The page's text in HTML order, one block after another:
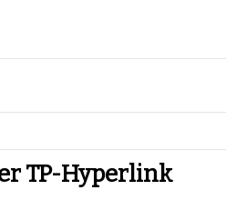
TP-Hyperlink